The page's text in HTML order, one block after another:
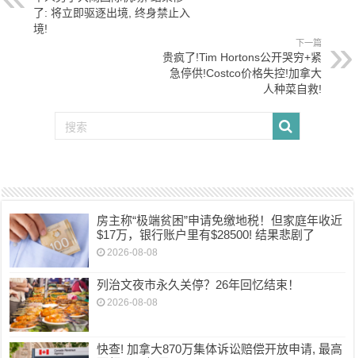
了: 将立即驱逐出境, 终身禁止入
境!
下一篇
贵疯了!Tim Hortons公开哭穷+紧
急停供!Costco价格失控!加拿大
人种菜自救!
房主称“极端贫困”申请免缴地税！但家庭年收近
$17万，银行账户里有$28500! 结果悲剧了
2026-08-08
列治文夜市永久关停？26年回忆结束！
2026-08-08
快查! 加拿大870万集体诉讼赔偿开放申请, 最高